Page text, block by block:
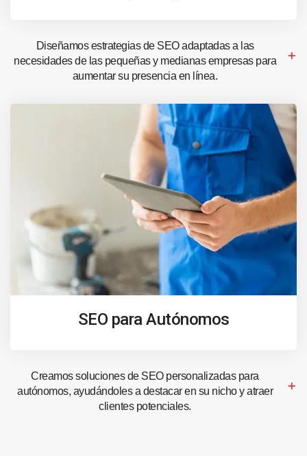
Diseñamos estrategias de SEO adaptadas a las
necesidades de las pequeñas y medianas empresas para
aumentar su presencia en línea.
SEO para Autónomos
Creamos soluciones de SEO personalizadas para
autónomos, ayudándoles a destacar en su nicho y atraer
clientes potenciales.